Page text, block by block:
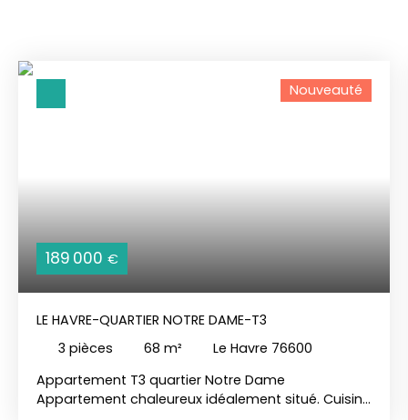
189 000 €
Nouveauté
LE HAVRE-QUARTIER NOTRE DAME-T3
3 pièces 68 m²
Le Havre 76600
Appartement T3 quartier Notre Dame
Appartement chaleureux idéalement situé. Cuisine